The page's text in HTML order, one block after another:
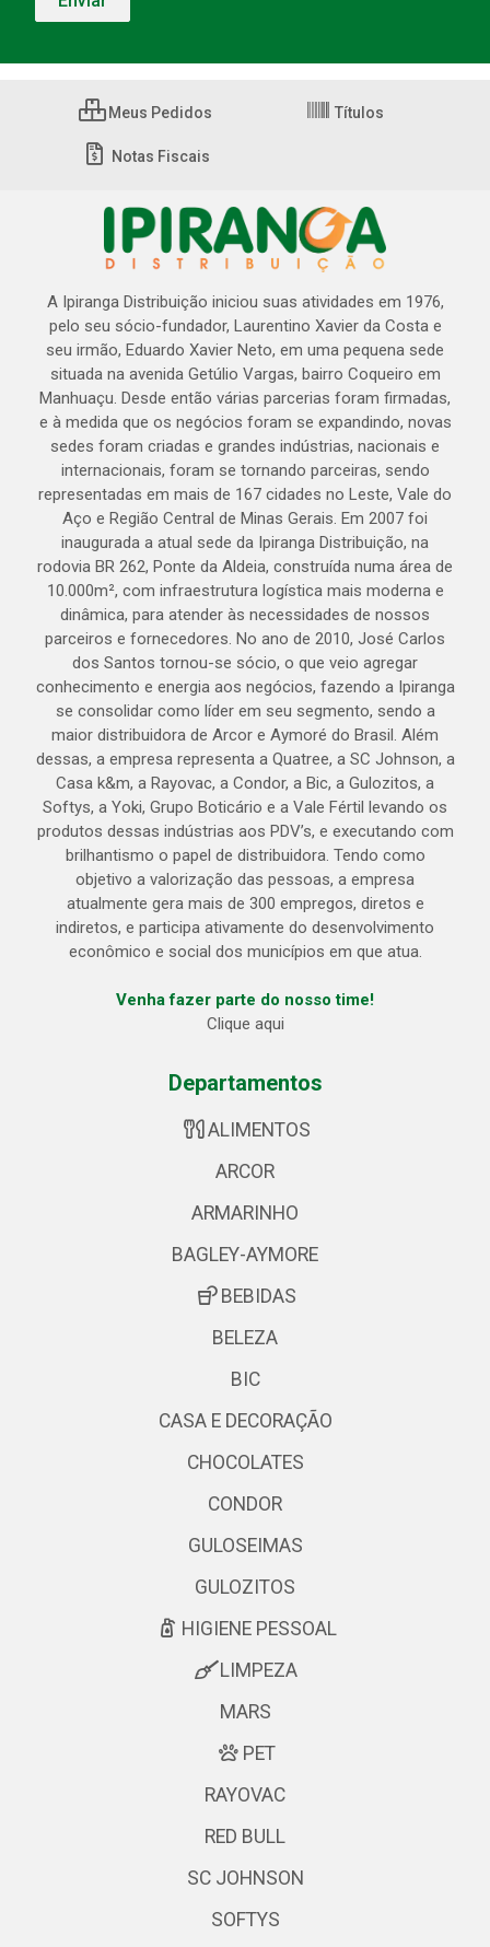
Meus Pedidos Títulos
Notas Fiscais
A Ipiranga Distribuição iniciou suas atividades em 1976,
pelo seu sócio-fundador, Laurentino Xavier da Costa e
seu irmão, Eduardo Xavier Neto, em uma pequena sede
situada na avenida Getúlio Vargas, bairro Coqueiro em
Manhuaçu. Desde então várias parcerias foram firmadas,
e à medida que os negócios foram se expandindo, novas
sedes foram criadas e grandes indústrias, nacionais e
internacionais, foram se tornando parceiras, sendo
representadas em mais de 167 cidades no Leste, Vale do
Aço e Região Central de Minas Gerais. Em 2007 foi
inaugurada a atual sede da Ipiranga Distribuição, na
rodovia BR 262, Ponte da Aldeia, construída numa área de
10.000m², com infraestrutura logística mais moderna e
dinâmica, para atender às necessidades de nossos
parceiros e fornecedores. No ano de 2010, José Carlos
dos Santos tornou-se sócio, o que veio agregar
conhecimento e energia aos negócios, fazendo a Ipiranga
se consolidar como líder em seu segmento, sendo a
maior distribuidora de Arcor e Aymoré do Brasil. Além
dessas, a empresa representa a Quatree, a SC Johnson, a
Casa k&m, a Rayovac, a Condor, a Bic, a Gulozitos, a
Softys, a Yoki, Grupo Boticário e a Vale Fértil levando os
produtos dessas indústrias aos PDV’s, e executando com
brilhantismo o papel de distribuidora. Tendo como
objetivo a valorização das pessoas, a empresa
atualmente gera mais de 300 empregos, diretos e
indiretos, e participa ativamente do desenvolvimento
econômico e social dos municípios em que atua.
Venha fazer parte do nosso time!
Clique aqui
Departamentos
ALIMENTOS
ARCOR
ARMARINHO
BAGLEY-AYMORE
BEBIDAS
BELEZA
BIC
CASA E DECORAÇÃO
CHOCOLATES
CONDOR
GULOSEIMAS
GULOZITOS
HIGIENE PESSOAL
LIMPEZA
MARS
PET
RAYOVAC
RED BULL
SC JOHNSON
SOFTYS